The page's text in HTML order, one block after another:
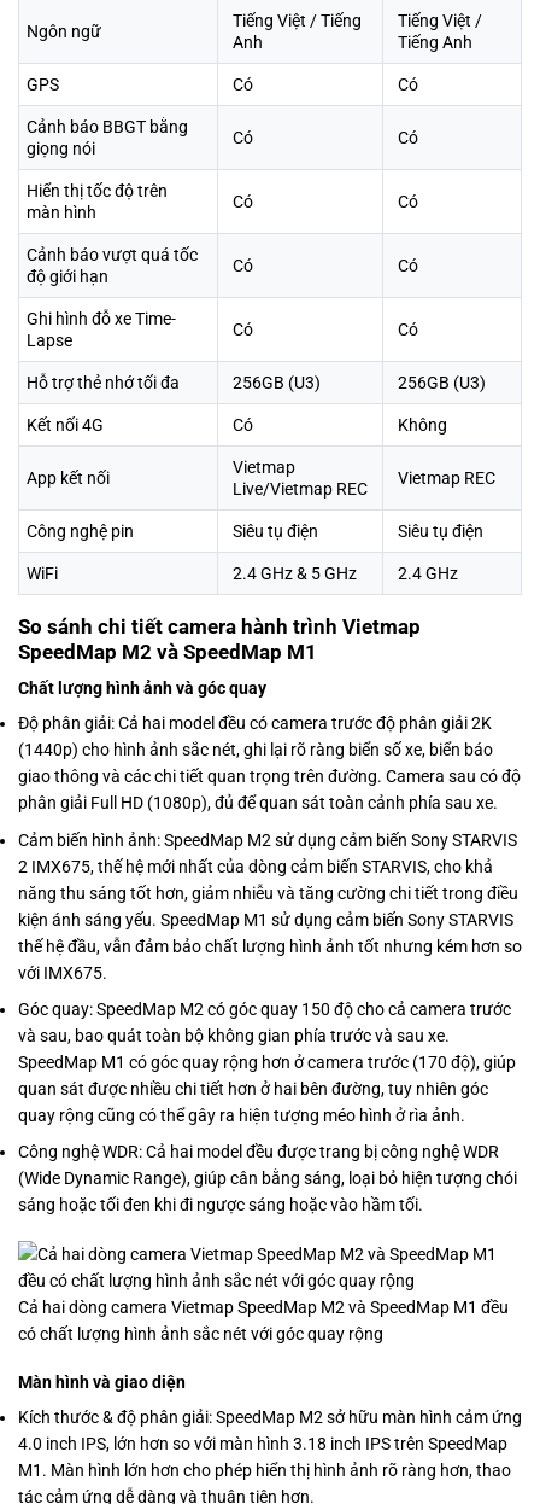
Ngôn ngữ
Tiếng Việt / Tiếng
Anh
Tiếng Việt /
Tiếng Anh
GPS Có Có
Cảnh báo BBGT bằng
giọng nói
Có Có
Hiển thị tốc độ trên
màn hình
Có Có
Cảnh báo vượt quá tốc
độ giới hạn
Có Có
Ghi hình đỗ xe Time-
Lapse
Có Có
Hỗ trợ thẻ nhớ tối đa 256GB (U3) 256GB (U3)
Kết nối 4G Có Không
App kết nối
Vietmap
Live/Vietmap REC
Vietmap REC
Công nghệ pin Siêu tụ điện Siêu tụ điện
WiFi 2.4 GHz & 5 GHz 2.4 GHz
So sánh chi tiết camera hành trình Vietmap
SpeedMap M2 và SpeedMap M1
Chất lượng hình ảnh và góc quay
Độ phân giải: Cả hai model đều có camera trước độ phân giải 2K
(1440p) cho hình ảnh sắc nét, ghi lại rõ ràng biển số xe, biển báo
giao thông và các chi tiết quan trọng trên đường. Camera sau có độ
phân giải Full HD (1080p), đủ để quan sát toàn cảnh phía sau xe.
Cảm biến hình ảnh: SpeedMap M2 sử dụng cảm biến Sony STARVIS
2 IMX675, thế hệ mới nhất của dòng cảm biến STARVIS, cho khả
năng thu sáng tốt hơn, giảm nhiễu và tăng cường chi tiết trong điều
kiện ánh sáng yếu. SpeedMap M1 sử dụng cảm biến Sony STARVIS
thế hệ đầu, vẫn đảm bảo chất lượng hình ảnh tốt nhưng kém hơn so
với IMX675.
Góc quay: SpeedMap M2 có góc quay 150 độ cho cả camera trước
và sau, bao quát toàn bộ không gian phía trước và sau xe.
SpeedMap M1 có góc quay rộng hơn ở camera trước (170 độ), giúp
quan sát được nhiều chi tiết hơn ở hai bên đường, tuy nhiên góc
quay rộng cũng có thể gây ra hiện tượng méo hình ở rìa ảnh.
Công nghệ WDR: Cả hai model đều được trang bị công nghệ WDR
(Wide Dynamic Range), giúp cân bằng sáng, loại bỏ hiện tượng chói
sáng hoặc tối đen khi đi ngược sáng hoặc vào hầm tối.
Cả hai dòng camera Vietmap SpeedMap M2 và SpeedMap M1 đều
có chất lượng hình ảnh sắc nét với góc quay rộng
Màn hình và giao diện
Kích thước & độ phân giải: SpeedMap M2 sở hữu màn hình cảm ứng
4.0 inch IPS, lớn hơn so với màn hình 3.18 inch IPS trên SpeedMap
M1. Màn hình lớn hơn cho phép hiển thị hình ảnh rõ ràng hơn, thao
tác cảm ứng dễ dàng và thuận tiện hơn.